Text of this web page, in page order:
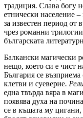
традиция. Слава богу
етнически население
за известен период от
чрез романни
българската
Балкански магически
нещо, което си е чист
България се
клетви и суеверие.
една твърда вяра в
появява духа на
се в къщата му цигани,